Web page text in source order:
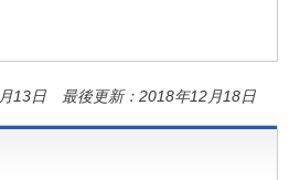
13日 最後更新：2018年12月18日